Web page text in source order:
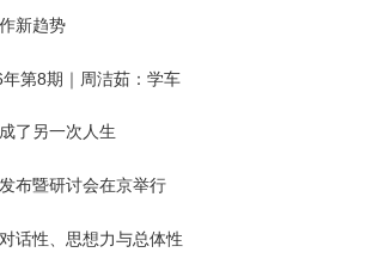
新趋势
年第8期｜周洁茹：学车
了另一次人生
布暨研讨会在京举行
话性、思想力与总体性